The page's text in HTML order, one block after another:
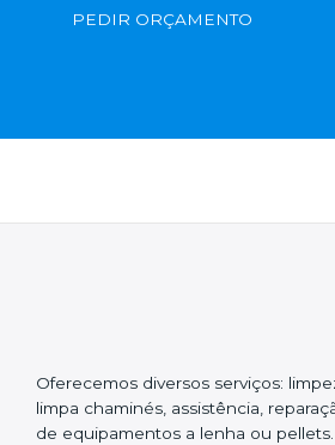
PEDIR ORÇAMENTO
Oferecemos diversos serviços:
limpa chaminés, assistência,
de equipamentos a lenha ou pellets.